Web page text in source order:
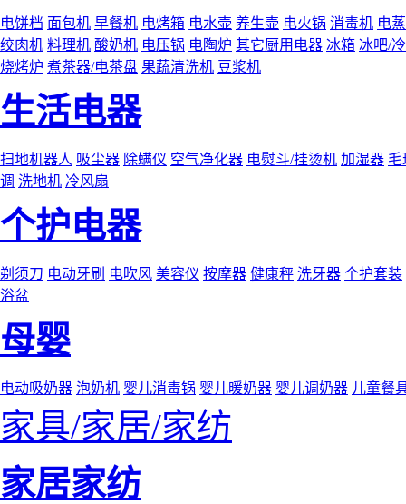
电饼档 面包机 早餐机 电烤箱 电水壶 养生壶 电火锅 消毒机 电
绞肉机 料理机 酸奶机 电压锅 电陶炉 其它厨用电器 冰箱 冰吧/
烧烤炉 煮茶器/电茶盘 果蔬清洗机 豆浆机
生活电器
扫地机器人 吸尘器 除螨仪 空气净化器 电熨斗/挂烫机 加湿器 毛
调 洗地机 冷风扇
个护电器
剃须刀 电动牙刷 电吹风 美容仪 按摩器 健康秤 洗牙器 个护套装
浴盆
母婴
电动吸奶器 泡奶机 婴儿消毒锅 婴儿暖奶器 婴儿调奶器 儿童餐
家具/家居/家纺
家居家纺